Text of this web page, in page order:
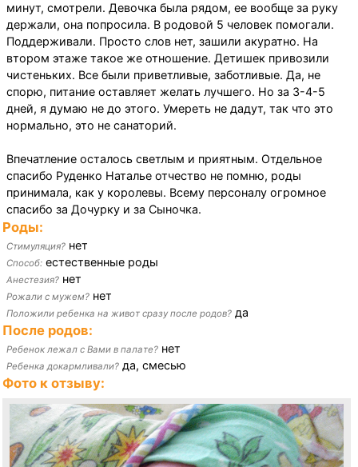
минут, смотрели. Девочка была рядом, ее вообще за руку
держали, она попросила. В родовой 5 человек помогали.
Поддерживали. Просто слов нет, зашили акуратно. На
втором этаже такое же отношение. Детишек привозили
чистеньких. Все были приветливые, заботливые. Да, не
спорю, питание оставляет желать лучшего. Но за 3-4-5
дней, я думаю не до этого. Умереть не дадут, так что это
нормально, это не санаторий.
Впечатление осталось светлым и приятным. Отдельное
спасибо Руденко Наталье отчество не помню, роды
принимала, как у королевы. Всему персоналу огромное
спасибо за Дочурку и за Сыночка.
Роды:
Стимуляция? нет
Способ: естественные роды
Анестезия? нет
Рожали с мужем? нет
Положили ребенка на живот сразу после родов? да
После родов:
Ребенок лежал с Вами в палате? нет
Ребенка докармливали? да, смесью
Фото к отзыву: